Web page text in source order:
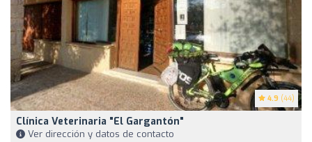
4.9 (44)
Clínica Veterinaria "El Gargantón"
Ver dirección y datos de contacto